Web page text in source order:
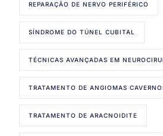
REPARAÇÃO DE NERVO PERIFÉRICO
SÍNDROME DO TÚNEL CUBITAL
TÉCNICAS AVANÇADAS EM
TRATAMENTO DE ANGIOMAS
TRATAMENTO DE ARACNOIDITE